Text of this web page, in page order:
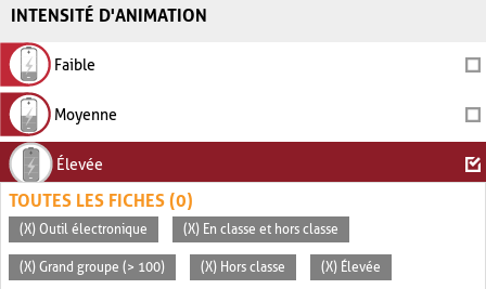
INTENSITÉ D'ANIMATION
Faible
Moyenne
Élevée
TOUTES LES FICHES (0)
(X) Outil électronique (X) En classe et hors classe
(X) Grand groupe (> 100) (X) Hors classe (X) Élevée